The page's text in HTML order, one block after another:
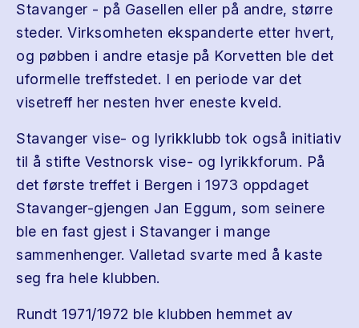
Stavanger - på Gasellen eller på andre, større
steder. Virksomheten ekspanderte etter hvert,
og pøbben i andre etasje på Korvetten ble det
uformelle treffstedet. I en periode var det
visetreff her nesten hver eneste kveld.
Stavanger vise- og lyrikklubb tok også initiativ
til å stifte Vestnorsk vise- og lyrikkforum. På
det første treffet i Bergen i 1973 oppdaget
Stavanger-gjengen Jan Eggum, som seinere
ble en fast gjest i Stavanger i mange
sammenhenger. Valletad svarte med å kaste
seg fra hele klubben.
Rundt 1971/1972 ble klubben hemmet av